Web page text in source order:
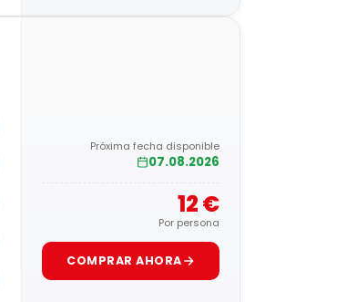
Próxima fecha disponible
07.08.2026
12 €
Por persona
COMPRAR AHORA